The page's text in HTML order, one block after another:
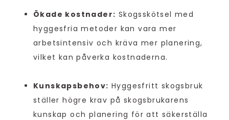
Ökade kostnader: Skogsskötsel med
hyggesfria metoder kan vara mer
arbetsintensiv och kräva mer planering,
vilket kan påverka kostnaderna.
Kunskapsbehov: Hyggesfritt skogsbruk
ställer högre krav på skogsbrukarens
kunskap och planering för att säkerställa